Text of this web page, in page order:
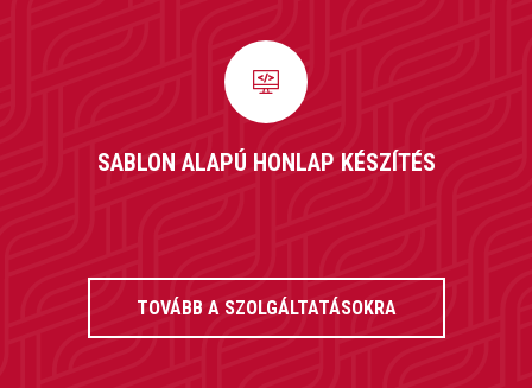
SABLON ALAPÚ HONLAP KÉSZÍTÉS
TOVÁBB A SZOLGÁLTATÁSOKRA